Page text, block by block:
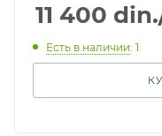
11 400 din.
Есть в наличии: 1